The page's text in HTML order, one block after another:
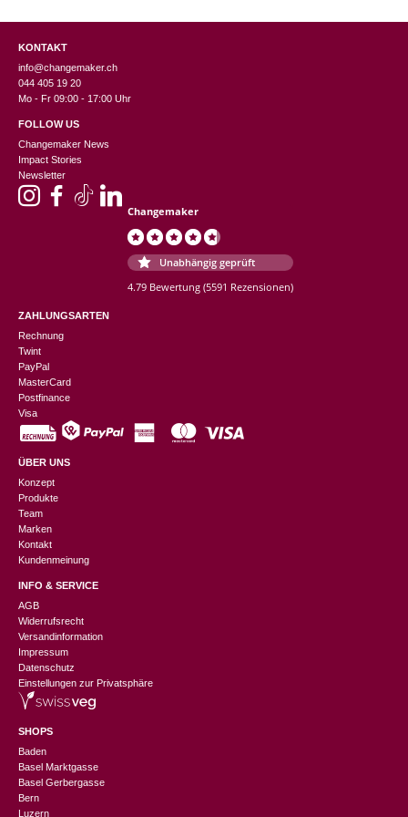
KONTAKT
info@changemaker.ch
044 405 19 20
Mo - Fr 09:00 - 17:00 Uhr
FOLLOW US
Changemaker News
Impact Stories
Newsletter
Changemaker
Unabhängig geprüft
4.79 Bewertung (5591 Rezensionen)
ZAHLUNGSARTEN
Rechnung
Twint
PayPal
MasterCard
Postfinance
Visa
ÜBER UNS
Konzept
Produkte
Team
Marken
Kontakt
Kundenmeinung
INFO & SERVICE
AGB
Widerrufsrecht
Versandinformation
Impressum
Datenschutz
Einstellungen zur Privatsphäre
SHOPS
Baden
Basel Marktgasse
Basel Gerbergasse
Bern
Luzern